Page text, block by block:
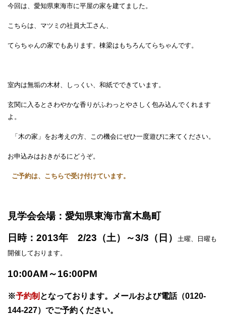
今回は、愛知県東海市に平屋の家を建てました。
こちらは、マツミの社員大工さん、
てらちゃんの家でもあります。棟梁はもちろんてらちゃんです。
室内は無垢の木材、しっくい、和紙でできています。
玄関に入るとさわやかな香りがふわっとやさしく包み込んでくれます
よ。
「木の家」をお考えの方、この機会にぜひ一度遊びに来てください。
お申込みはおきがるにどうぞ。
ご予約は、こちらで受け付けています。
見学会会場： 愛知県東海市富木島町
日時：2013年 2/23（土）～3/3（日）
土曜、日曜も
開催しております。
10:00AM～16:00PM
※予約制 となっております。メールおよび電話（0120-
144-227）でご予約ください。